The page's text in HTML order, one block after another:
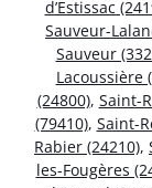
d’Estissac
Sauveur-
Sauveur
Lacoussière
(24800), Saint-
(79410), Saint-
Rabier (24210),
les-Fougères